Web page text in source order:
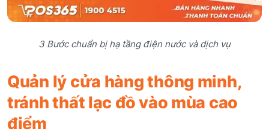
3 Bước chuẩn bị hạ tầng điện nước và dịch vụ
Quản lý cửa hàng thông minh,
tránh thất lạc đồ vào mùa cao
điểm